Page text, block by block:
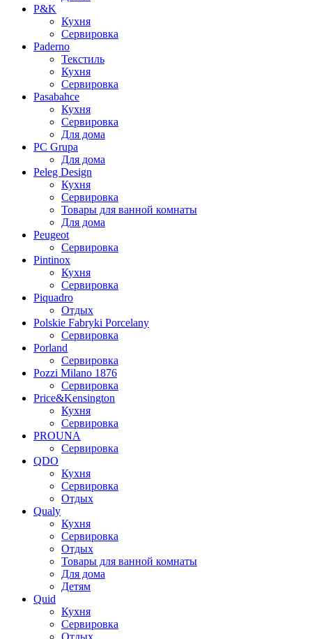
P&K
Кухня
Сервировка
Paderno
Текстиль
Кухня
Сервировка
Pasabahce
Кухня
Сервировка
Для дома
PC Grupa
Для дома
Peleg Design
Кухня
Сервировка
Товары для ванной комнаты
Для дома
Peugeot
Сервировка
Pintinox
Кухня
Сервировка
Piquadro
Отдых
Polskie Fabryki Porcelany
Сервировка
Porland
Сервировка
Pozzi Milano 1876
Сервировка
Price&Kensington
Кухня
Сервировка
PROUNA
Сервировка
QDO
Кухня
Сервировка
Отдых
Qualy
Кухня
Сервировка
Отдых
Товары для ванной комнаты
Для дома
Детям
Quid
Кухня
Сервировка